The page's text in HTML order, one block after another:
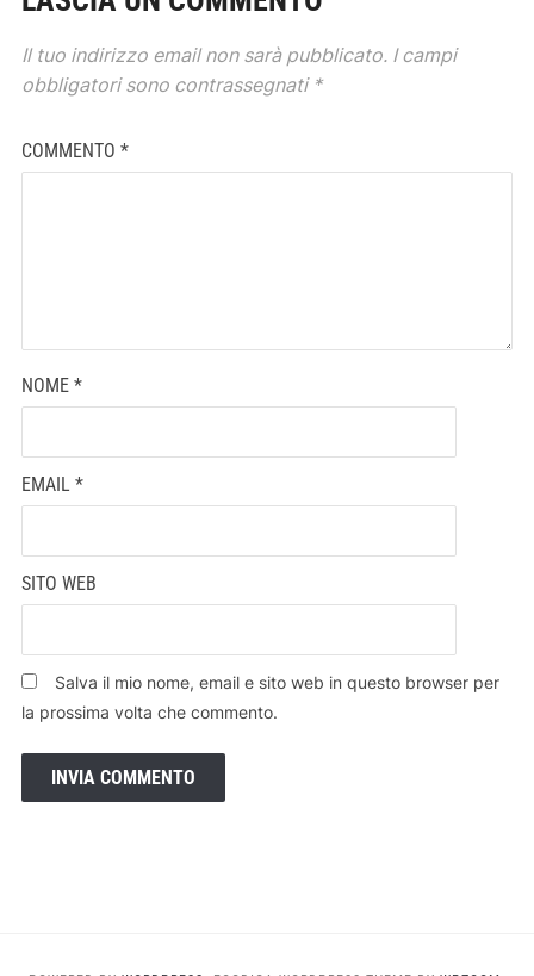
Il tuo indirizzo email non sarà pubblicato. I campi
obbligatori sono contrassegnati *
COMMENTO *
NOME *
EMAIL *
SITO WEB
Salva il mio nome, email e sito web in questo browser per
la prossima volta che commento.